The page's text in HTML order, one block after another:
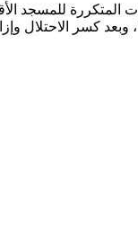
المتكررة للمسجد
وبعد كسر الاحتلال